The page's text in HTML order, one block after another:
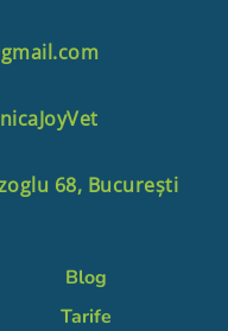
68, București
Blog
Tarife